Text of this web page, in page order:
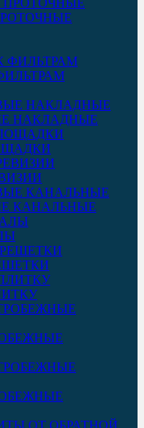
НАКЛАДНЫЕ
КАНАЛЬНЫЕ